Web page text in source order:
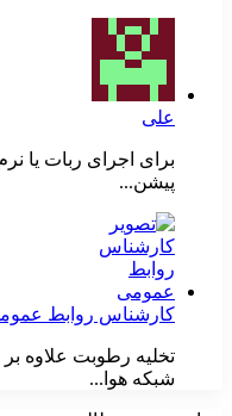
علی
برای اجرای ربات یا
پیشن...
کارشناس روابط
تخلیه رطوبت علاوه
شبکه هوا...